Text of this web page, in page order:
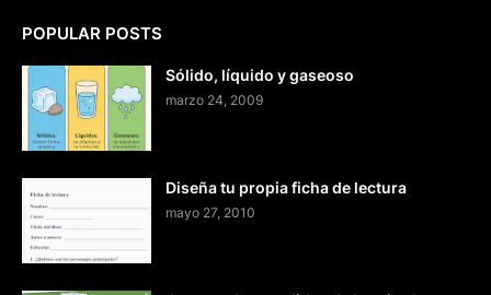
POPULAR POSTS
Sólido, líquido y gaseoso
marzo 24, 2009
Diseña tu propia ficha de lectura
mayo 27, 2010